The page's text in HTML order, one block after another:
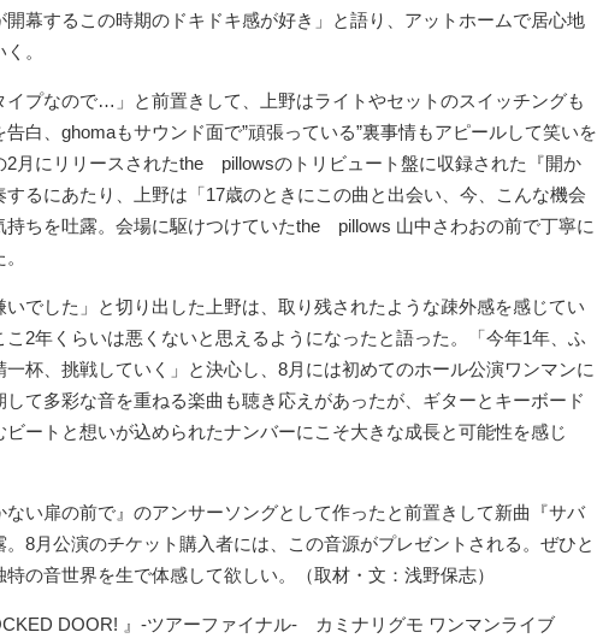
開幕するこの時期のドキドキ感が好き」と語り、アットホームで居心地
。
イプなので…」と前置きして、上野はライトやセットのスイッチングも
白、ghomaもサウンド面で”頑張っている”裏事情もアピールして笑いを
2月にリリースされたthe pillowsのトリビュート盤に収録された『開か
するにあたり、上野は「17歳のときにこの曲と出会い、今、こんな機会
持ちを吐露。会場に駆けつけていたthe pillows 山中さわおの前で丁寧に
でした」と切り出した上野は、取り残されたような疎外感を感じてい
こ2年くらいは悪くないと思えるようになったと語った。「今年1年、ふ
一杯、挑戦していく」と決心し、8月には初めてのホール公演ワンマンに
て多彩な音を重ねる楽曲も聴き応えがあったが、ギターとキーボード
ビートと想いが込められたナンバーにこそ大きな成長と可能性を感じ
ない扉の前で』のアンサーソングとして作ったと前置きして新曲『サバ
8月公演のチケット購入者には、この音源がプレゼントされる。ぜひと
の音世界を生で体感して欲しい。（取材・文：浅野保志）
DOOR! 』-ツアーファイナル- カミナリグモ ワンマンライブ